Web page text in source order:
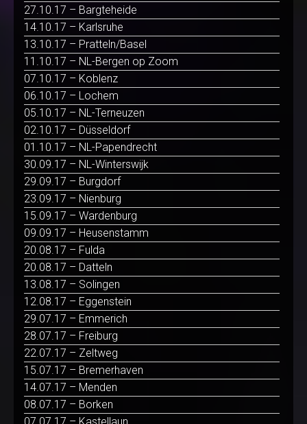
27.10.17 – Bargteheide
14.10.17 – Karlsruhe
13.10.17 – Pratteln/Basel
11.10.17 – NL-Bergen op Zoom
07.10.17 – Koblenz
06.10.17 – Lochem
05.10.17 – NL-Terneuzen
02.10.17 – Düsseldorf
01.10.17 – NL-Papendrecht
30.09.17 – NL-Winterswijk
29.09.17 – Burgdorf
23.09.17 – Nienburg
15.09.17 – Wardenburg
09.09.17 – Heusenstamm
20.08.17 – Fulda
20.08.17 – Datteln
13.08.17 – Solingen
12.08.17 – Eggenstein
29.07.17 – Emmerich
28.07.17 – Freiburg
22.07.17 – Zeltweg
15.07.17 – Bremerhaven
14.07.17 – Menden
08.07.17 – Borken
07.07.17 – Kastellaun